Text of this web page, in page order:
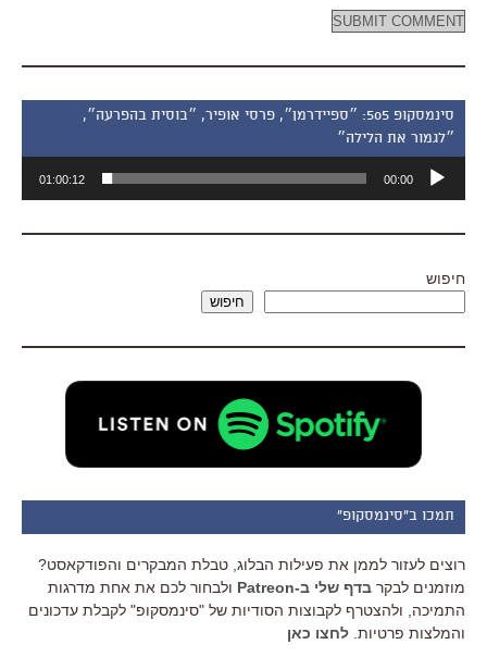
סינמסקופ 505: ״ספיידרמן״, פרסי אופיר, ״בוסית בהפרעה״,
״לגמור את הלילה״
אודיו
00:00
01:00:12
חיפוש
חיפוש
תמכו ב"סינמסקופ"
רוצים לעזור לממן את פעילות הבלוג, טבלת המבקרים והפודקאסט?
מוזמנים לבקר בדף שלי ב-Patreon
ולבחור לכם את אחת מדרגות
התמיכה, ולהצטרף לקבוצות הסודיות של "סינמסקופ" לקבלת עדכונים
והמלצות פרטיות. לחצו כאן